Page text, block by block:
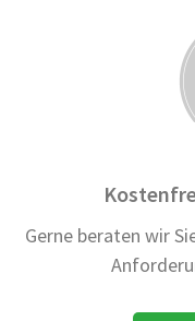
Gerne beraten wir